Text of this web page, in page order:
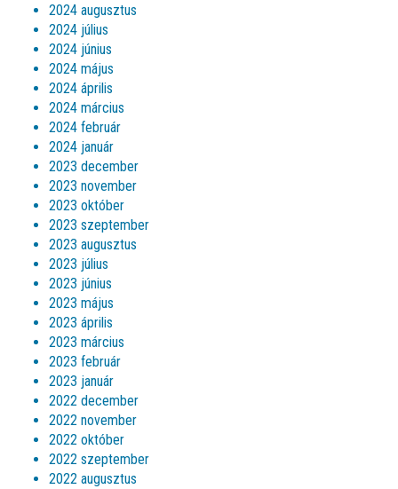
2024 augusztus
2024 július
2024 június
2024 május
2024 április
2024 március
2024 február
2024 január
2023 december
2023 november
2023 október
2023 szeptember
2023 augusztus
2023 július
2023 június
2023 május
2023 április
2023 március
2023 február
2023 január
2022 december
2022 november
2022 október
2022 szeptember
2022 augusztus